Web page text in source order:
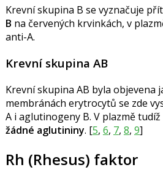
Krevní skupina B se vyznačuje
B na červených krvinkách, v
anti-A.
Krevní skupina AB
Krevní skupina AB byla objevena
membránách erytrocytů se zde
A i aglutinogeny B. V plazmě
žádné aglutininy. [5, 6, 7, 8, 9]
Rh (Rhesus) faktor